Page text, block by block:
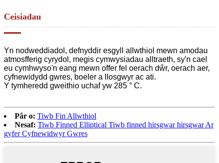
Ceisiadau
Yn nodweddiadol, defnyddir esgyll allwthiol mewn amodau
atmosfferig cyrydol, megis cymwysiadau alltraeth, sy'n cael
eu cymhwyso'n eang mewn offer fel oerach dŵr, oerach aer,
cyfnewidydd gwres, boeler a llosgwyr ac ati.
Y tymheredd gweithio uchaf yw 285 ° C.
Pâr o: Tiwb Fin Allwthiol
Nesaf: Tiwb Finned Elliptical Tiwb finned hirsgwar hirsgwar Ar
gyfer Cyfnewidwyr Gwres